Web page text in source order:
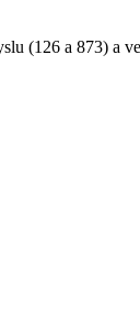
(126 a 873) a